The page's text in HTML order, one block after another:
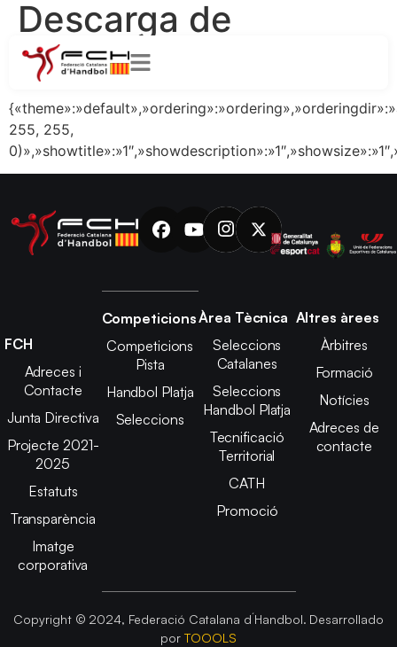
Descarga de
archivos WP:
255, 255,
FCH
Adreces i
Contacte
Junta Directiva
Projecte 2021-
2025
Estatuts
Transparència
Imatge
corporativa
Competicions
Competicions
Pista
Handbol Platja
Seleccions
Àrea Tècnica
Seleccions
Catalanes
Seleccions
Handbol Platja
Tecnificació
Territorial
CATH
Promoció
Altres àrees
Àrbitres
Formació
Notícies
Adreces de
contacte
Copyright © 2024, Federació Catalana d´Handbol. Desarrollado
porTOOOLS